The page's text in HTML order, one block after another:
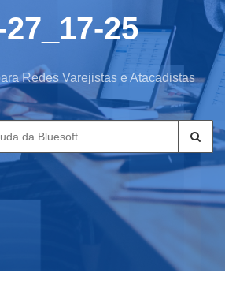
25
Redes Varejistas e Atacadistas